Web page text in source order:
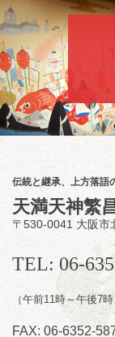
若
ら
桂
に
開
前
伝統と継承、上方落語
天満天神繁
〒530-0041 大阪市
TEL: 06-
（午前11時～午後
FAX: 06-6352-